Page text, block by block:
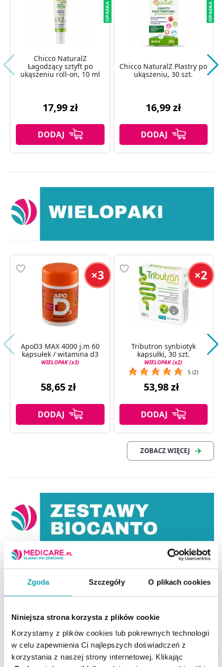
Zgoda Szczegóły O plikach cookies
Niniejsza strona korzysta z plików cookie
Korzystamy z plików cookies lub pokrewnych technologii
w celu zapewnienia Ci najlepszych doświadczeń z
korzystania z naszej strony internetowej. Klikając
Chicco NaturalZ
Łagodzący sztyft po
ukąszeniu roll-on, 10 ml
17,99 zł
Chicco NaturalZ Plastry po
ukąszeniu, 30 szt.
16,99 zł
ApoD3 MAX 4000 j.m 60
kapsułek / witamina d3
WIELOPAK (x3)
×3
58,65 zł
Tributron synbiotyk
kapsułki, 30 szt.
WIELOPAK (x2)
5 (2)
×2
53,98 zł
Biocanto Gardło Biocanto Junior